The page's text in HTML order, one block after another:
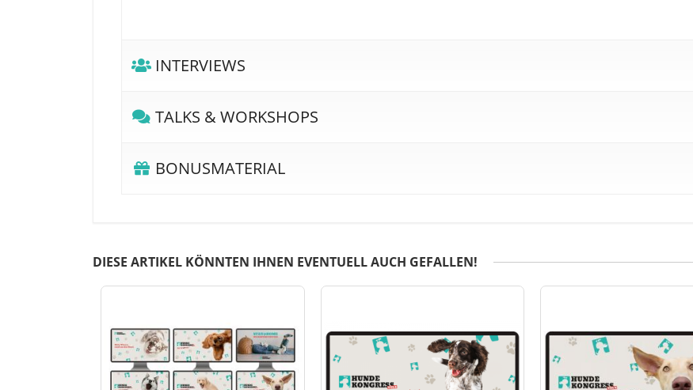
INTERVIEWS
TALKS & WORKSHOPS
BONUSMATERIAL
DIESE ARTIKEL KÖNNTEN IHNEN EVENTUELL AUCH GEFALLEN!